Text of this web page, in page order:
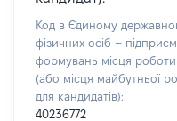
Код в Єдиному
фізичних осіб –
формувань місця
(або місця майбутньої
для кандидатів):
40236772